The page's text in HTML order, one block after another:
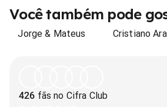
Você também pode
Jorge & Mateus Cristiano
426 fãs no Cifra Club